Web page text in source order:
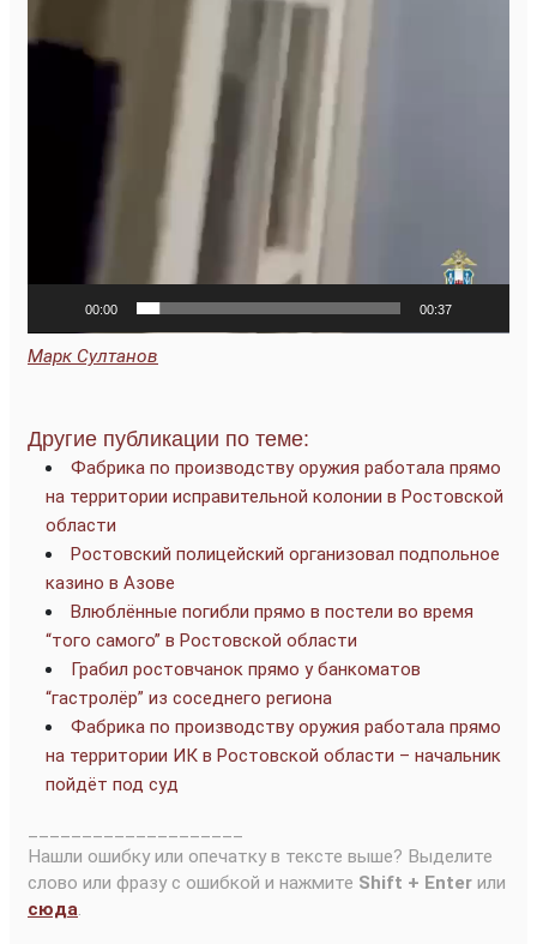
00:00 00:37
Марк Султанов
Другие публикации по теме:
Фабрика по производству оружия работала прямо
на территории исправительной колонии в Ростовской
области
Ростовский полицейский организовал подпольное
казино в Азове
Влюблённые погибли прямо в постели во время
“того самого” в Ростовской области
Грабил ростовчанок прямо у банкоматов
“гастролёр” из соседнего региона
Фабрика по производству оружия работала прямо
на территории ИК в Ростовской области – начальник
пойдёт под суд
Нашли ошибку или опечатку в тексте выше? Выделите
слово или фразу с ошибкой и нажмите Shift + Enter или
сюда.